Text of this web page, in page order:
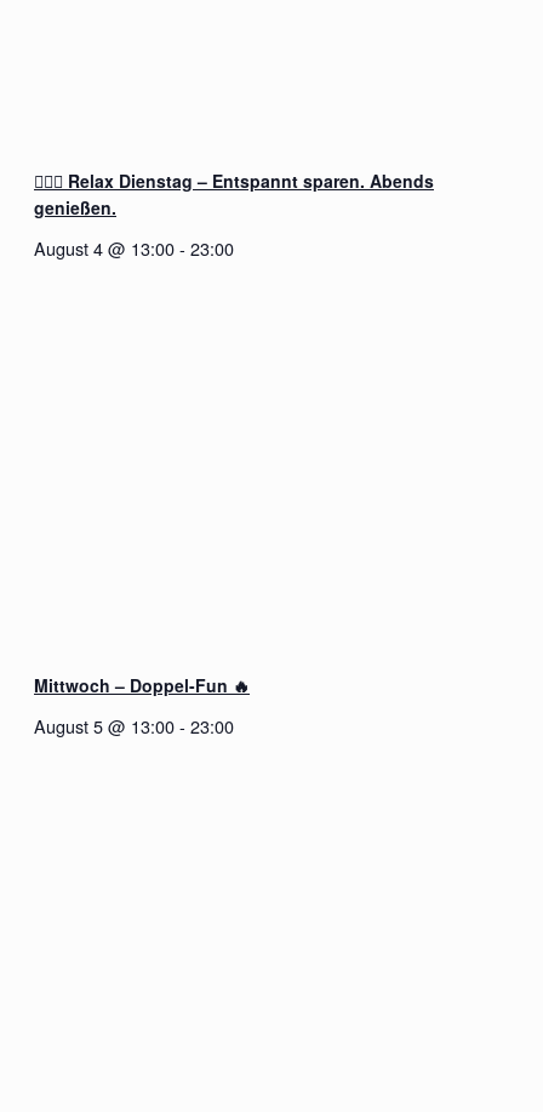
🧖‍♂️✨ Relax Dienstag – Entspannt sparen. Abends
genießen.
August 4 @ 13:00- 23:00
Mittwoch – Doppel-Fun 🔥
August 5 @ 13:00- 23:00